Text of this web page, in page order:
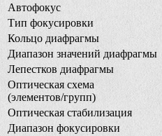
Автофокус
Тип фокусировки
Кольцо диафрагмы
Диапазон значений диафрагмы
Лепестков диафрагмы
Оптическая схема
(элементов/групп)
Оптическая стабилизация
Диапазон фокусировки